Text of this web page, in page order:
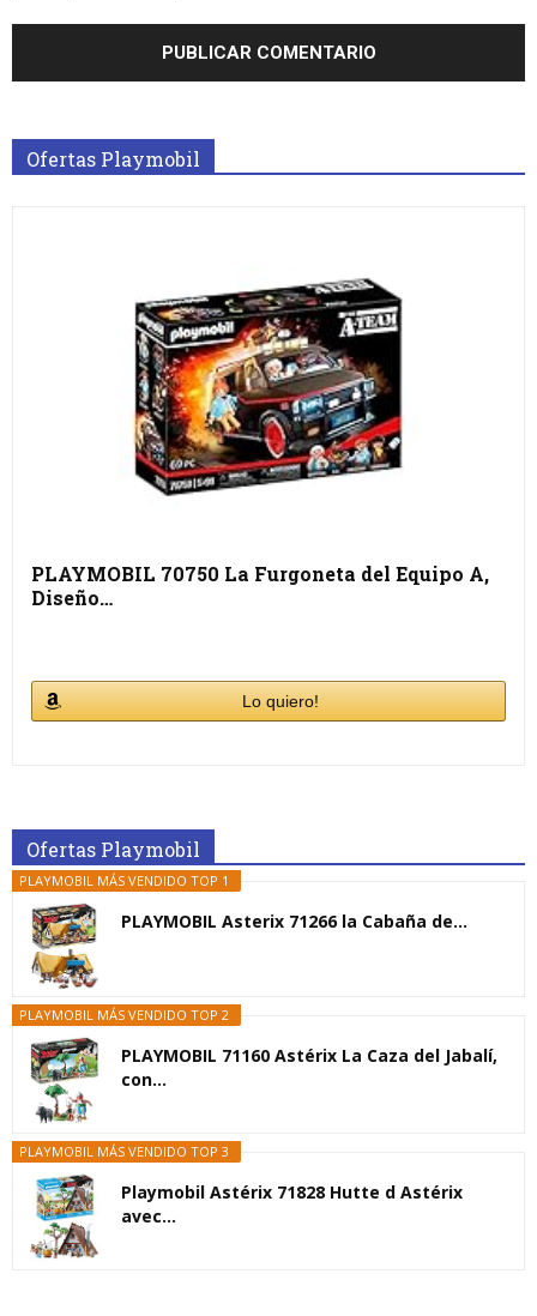
Ofertas Playmobil
PLAYMOBIL 70750 La Furgoneta del Equipo A,
Diseño…
Lo quiero!
Ofertas Playmobil
PLAYMOBIL MÁS VENDIDO TOP 1
PLAYMOBIL Asterix 71266 la Cabaña de...
PLAYMOBIL MÁS VENDIDO TOP 2
PLAYMOBIL 71160 Astérix La Caza del Jabalí,
con...
PLAYMOBIL MÁS VENDIDO TOP 3
Playmobil Astérix 71828 Hutte d Astérix
avec...